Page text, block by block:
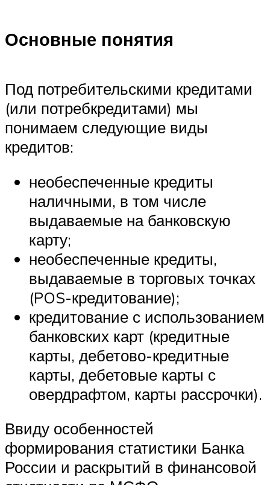
Основные понятия
Под потребительскими кредитами
(или потребкредитами) мы
понимаем следующие виды
кредитов:
необеспеченные кредиты
наличными, в том числе
выдаваемые на банковскую
карту;
необеспеченные кредиты,
выдаваемые в торговых точках
(POS-кредитование);
кредитование с использованием
банковских карт (кредитные
карты, дебетово-кредитные
карты, дебетовые карты с
овердрафтом, карты рассрочки).
Ввиду особенностей
формирования статистики Банка
России и раскрытий в финансовой